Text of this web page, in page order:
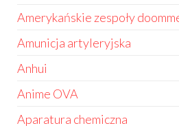
Amerykańskie zespoły
Amunicja artyleryjska
Anhui
Anime OVA
Aparatura chemiczna